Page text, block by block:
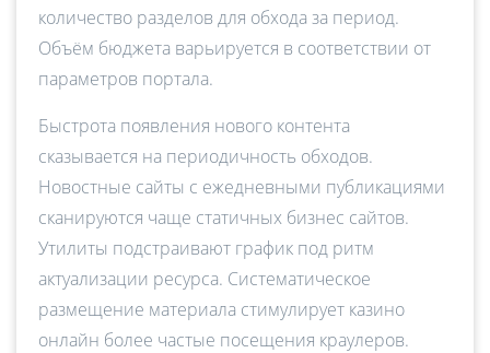
количество разделов для обхода за период.
Объём бюджета варьируется в соответствии от
параметров портала.
Быстрота появления нового контента
сказывается на периодичность обходов.
Новостные сайты с ежедневными публикациями
сканируются чаще статичных бизнес сайтов.
Утилиты подстраивают график под ритм
актуализации ресурса. Систематическое
размещение материала стимулирует казино
онлайн более частые посещения краулеров.